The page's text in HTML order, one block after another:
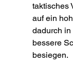
taktisches
auf ein
dadurch
bessere
besiegen.